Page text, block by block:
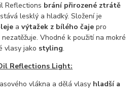
Reflections brání přirozené ztrátě
lesklý a hladký. Složení je
avýtažek z bílého čaje pro
Vhodné k použití na mokré
vlasy jako styling.
Reflections Light:
vlákna a dělá vlasy hladší a